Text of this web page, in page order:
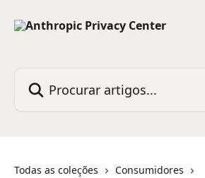
Todas as coleções
Consumidores